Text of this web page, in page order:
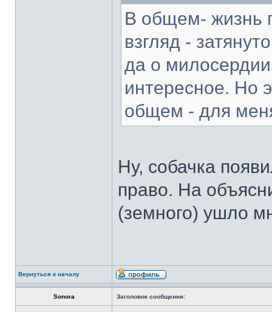
В общем- жизнь
взгляд -
да о
интересное. Но
общем - для
Ну, собачка
право. На
(земного) ушло
Вернуться к началу
Sonora Заголовок сообщения: